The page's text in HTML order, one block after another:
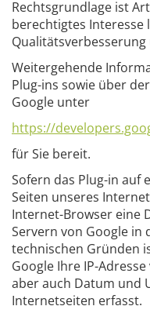
Rechtsgrundlage ist
berechtigtes Interesse
Weitergehende
Plug-ins sowie über
Google unter
https://
für Sie bereit.
Sofern das Plug-in auf
Seiten unseres
Internet-Browser eine
Servern von Google in
technischen Gründen
Google Ihre IP-
aber auch Datum und
Internetseiten erfasst.